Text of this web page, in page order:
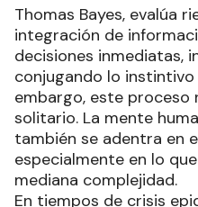
Thomas Bayes, evalúa
integración de
decisiones inmediatas,
conjugando lo instintivo
embargo, este proceso
solitario. La mente
también se adentra en
especialmente en lo
mediana complejidad.
En tiempos de crisis